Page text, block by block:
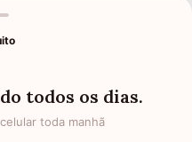
o coração e
vão encher você de
todos os dias.
toda manhã